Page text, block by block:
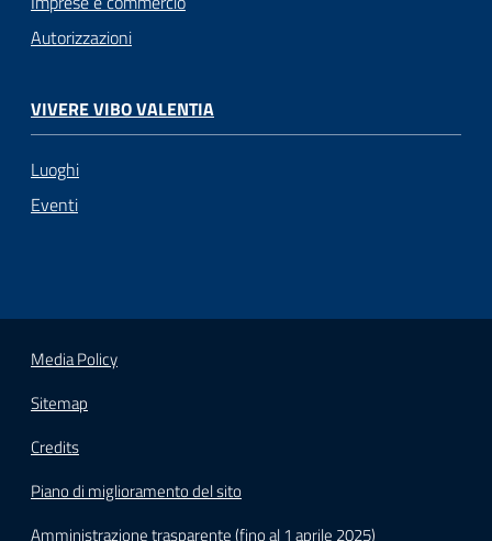
Autorizzazioni
VIVERE VIBO VALENTIA
Luoghi
Eventi
Media Policy
Sitemap
Credits
Piano di miglioramento del sito
Amministrazione trasparente (fino al 1 aprile 2025)